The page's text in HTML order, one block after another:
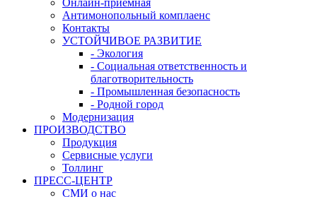
Антимонопольный комплаенс
Контакты
УСТОЙЧИВОЕ РАЗВИТИЕ
- Экология
- Социальная ответственность и
благотворительность
- Промышленная безопасность
- Родной город
Модернизация
ПРОИЗВОДСТВО
Продукция
Сервисные услуги
Толлинг
ПРЕСС-ЦЕНТР
СМИ о нас